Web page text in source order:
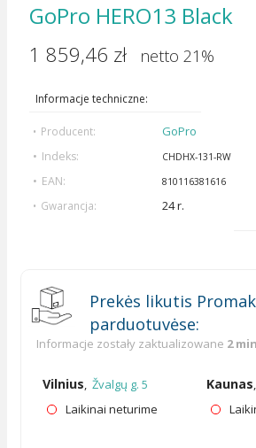
GoPro HERO13 Black
1 859,46 zł netto 21%
Informacje techniczne:
Producent: GoPro
Indeks: CHDHX-131-RW
EAN: 810116381616
Gwarancja: 24 r.
Prekės likutis
parduotuvėse:
Informacje zostały zaktualizowane 2
Vilnius, Žvalgų g. 5
Laikinai neturime
Kaunas,